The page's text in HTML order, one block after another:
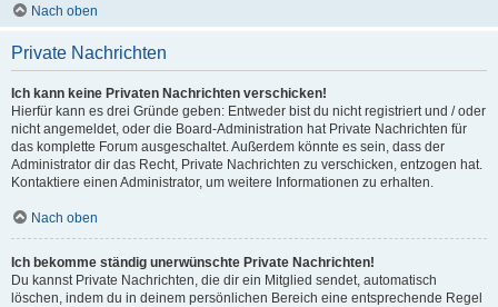
Nach oben
Private Nachrichten
Ich kann keine Privaten Nachrichten verschicken!
Hierfür kann es drei Gründe geben: Entweder bist du nicht registriert und / oder
nicht angemeldet, oder die Board-Administration hat Private Nachrichten für
das komplette Forum ausgeschaltet. Außerdem könnte es sein, dass der
Administrator dir das Recht, Private Nachrichten zu verschicken, entzogen hat.
Kontaktiere einen Administrator, um weitere Informationen zu erhalten.
Nach oben
Ich bekomme ständig unerwünschte Private Nachrichten!
Du kannst Private Nachrichten, die dir ein Mitglied sendet, automatisch
löschen, indem du in deinem persönlichen Bereich eine entsprechende Regel